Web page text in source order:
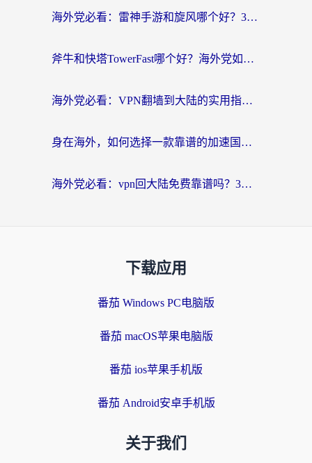
海外党必看：雷神手游和旋风哪个好？3分钟选对回国加速器，无缝刷国内剧玩游戏
斧牛和快塔TowerFast哪个好？海外党如何选对回国加速器
海外党必看：VPN翻墙到大陆的实用指南——从看CCTV5到选加速器，一篇全搞定
身在海外，如何选择一款靠谱的加速国内网络的加速器？
海外党必看：vpn回大陆免费靠谱吗？3步选对加速器实现无缝刷国内资源
下载应用
番茄 Windows PC电脑版
番茄 macOS苹果电脑版
番茄 ios苹果手机版
番茄 Android安卓手机版
关于我们